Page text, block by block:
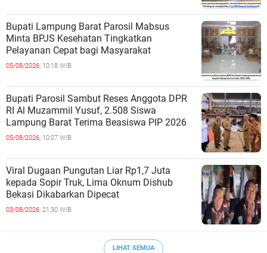
Bupati Lampung Barat Parosil Mabsus
Minta BPJS Kesehatan Tingkatkan
Pelayanan Cepat bagi Masyarakat
05/08/2026, 10:18 WIB
Bupati Parosil Sambut Reses Anggota DPR
RI Al Muzammil Yusuf, 2.508 Siswa
Lampung Barat Terima Beasiswa PIP 2026
05/08/2026, 10:07 WIB
Viral Dugaan Pungutan Liar Rp1,7 Juta
kepada Sopir Truk, Lima Oknum Dishub
Bekasi Dikabarkan Dipecat
03/08/2026, 21:30 WIB
LIHAT SEMUA